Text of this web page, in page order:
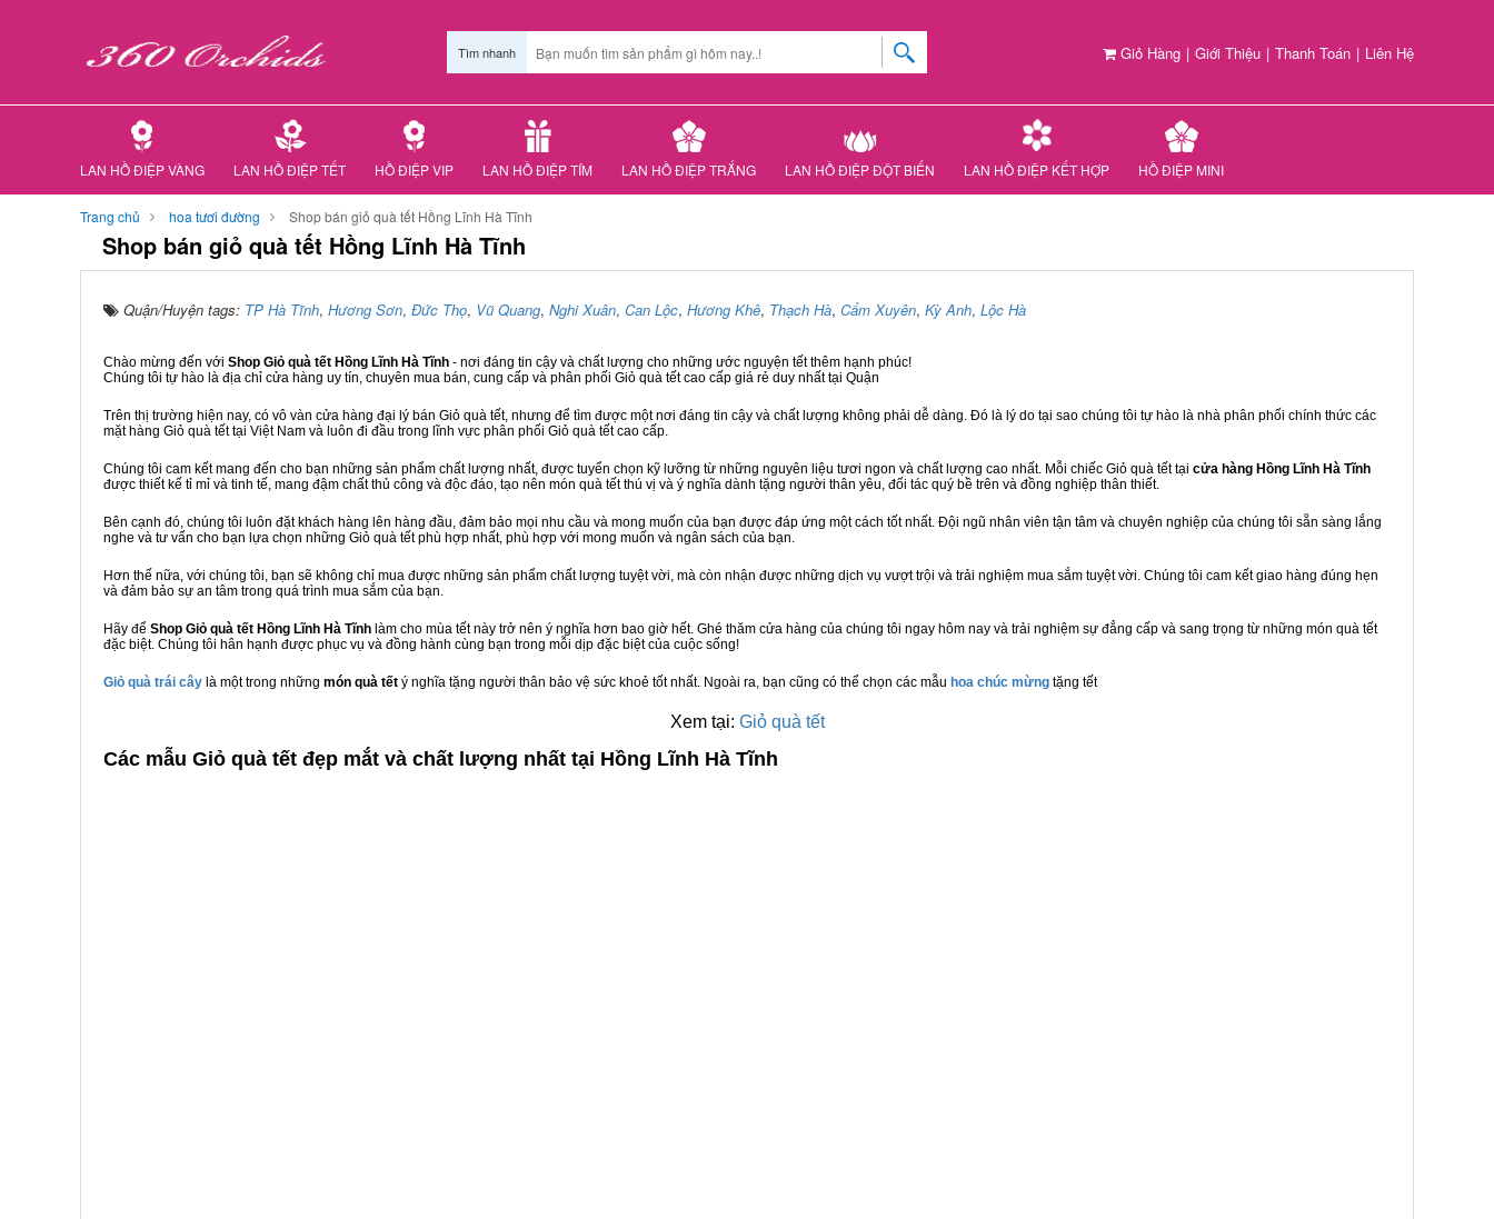
Giỏ Hàng | Giới Thiệu | Thanh Toán | Liên Hệ
Tìm nhanh
LAN HỒ ĐIỆP VÀNG LAN HỒ ĐIỆP TẾT HỒ ĐIỆP VIP LAN HỒ ĐIỆP TÍM LAN HỒ ĐIỆP TRẮNG LAN HỒ ĐIỆP ĐỘT BIẾN LAN HỒ ĐIỆP KẾT HỢP HỒ ĐIỆP MINI
Trang chủ hoa tươi đường Shop bán giỏ quà tết Hồng Lĩnh Hà Tĩnh
Shop bán giỏ quà tết Hồng Lĩnh Hà Tĩnh
Quận/Huyện tags: TP Hà Tĩnh, Hương Sơn, Đức Thọ, Vũ Quang, Nghi Xuân, Can Lộc, Hương Khê, Thạch Hà, Cẩm Xuyên, Kỳ Anh, Lộc Hà
Chào mừng đến với Shop Giỏ quà tết Hồng Lĩnh Hà Tĩnh - nơi đáng tin cậy và chất lượng cho những ước nguyện tết thêm hạnh phúc!
Chúng tôi tự hào là địa chỉ cửa hàng uy tín, chuyên mua bán, cung cấp và phân phối Giỏ quà tết cao cấp giá rẻ duy nhất tại Quận
Trên thị trường hiện nay, có vô vàn cửa hàng đại lý bán Giỏ quà tết, nhưng để tìm được một nơi đáng tin cậy và chất lượng không phải dễ dàng. Đó là lý do tại sao chúng tôi tự hào là nhà phân phối chính thức các
mặt hàng Giỏ quà tết tại Việt Nam và luôn đi đầu trong lĩnh vực phân phối Giỏ quà tết cao cấp.
Chúng tôi cam kết mang đến cho bạn những sản phẩm chất lượng nhất, được tuyển chọn kỹ lưỡng từ những nguyên liệu tươi ngon và chất lượng cao nhất. Mỗi chiếc Giỏ quà tết tại cửa hàng Hồng Lĩnh Hà Tĩnh
được thiết kế tỉ mỉ và tinh tế, mang đậm chất thủ công và độc đáo, tạo nên món quà tết thú vị và ý nghĩa dành tặng người thân yêu, đối tác quý bề trên và đồng nghiệp thân thiết.
Bên cạnh đó, chúng tôi luôn đặt khách hàng lên hàng đầu, đảm bảo mọi nhu cầu và mong muốn của bạn được đáp ứng một cách tốt nhất. Đội ngũ nhân viên tận tâm và chuyên nghiệp của chúng tôi sẵn sàng lắng
nghe và tư vấn cho bạn lựa chọn những Giỏ quà tết phù hợp nhất, phù hợp với mong muốn và ngân sách của bạn.
Hơn thế nữa, với chúng tôi, bạn sẽ không chỉ mua được những sản phẩm chất lượng tuyệt vời, mà còn nhận được những dịch vụ vượt trội và trải nghiệm mua sắm tuyệt vời. Chúng tôi cam kết giao hàng đúng hẹn
và đảm bảo sự an tâm trong quá trình mua sắm của bạn.
Hãy để Shop Giỏ quà tết Hồng Lĩnh Hà Tĩnh làm cho mùa tết này trở nên ý nghĩa hơn bao giờ hết. Ghé thăm cửa hàng của chúng tôi ngay hôm nay và trải nghiệm sự đẳng cấp và sang trọng từ những món quà tết
đặc biệt. Chúng tôi hân hạnh được phục vụ và đồng hành cùng bạn trong mỗi dịp đặc biệt của cuộc sống!
Giỏ quà trái cây là một trong những món quà tết ý nghĩa tặng người thân bảo vệ sức khoẻ tốt nhất. Ngoài ra, bạn cũng có thể chọn các mẫu hoa chúc mừng tặng tết
Xem tại: Giỏ quà tết
Các mẫu Giỏ quà tết đẹp mắt và chất lượng nhất tại Hồng Lĩnh Hà Tĩnh